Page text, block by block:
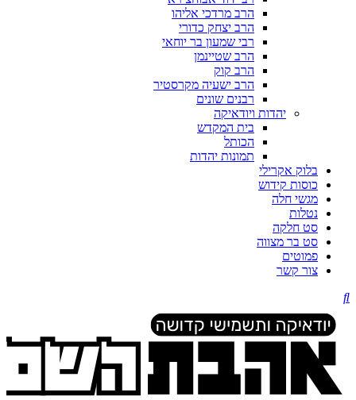
הרב מרדכי אליהו
הרב יצחק כדורי
רבי שמעון בר יוחאי
הרב שטיינמן
הרב קוק
הרב ישעיה מקרסטיר
רבנים שונים
יהדות ויודאיקה
בית המקדש
הכותל
תמונות יהדות
בלוק אקרילי
כוסות קידוש
מגשי חלה
נטלות
סט חלקה
סט בר מצווה
פמוטים
צור קשר